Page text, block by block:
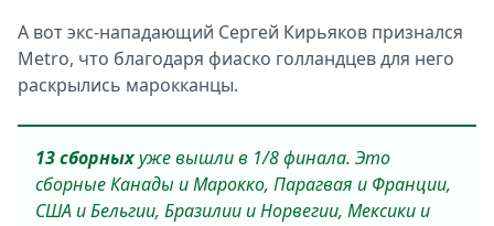
А вот экс-нападающий Сергей Кирьяков признался
Metro, что благодаря фиаско голландцев для него
раскрылись марокканцы.
13 сборныхуже вышли в 1/8 финала. Это
сборные Канады и Марокко, Парагвая и Франции,
США и Бельгии, Бразилии и Норвегии, Мексики и